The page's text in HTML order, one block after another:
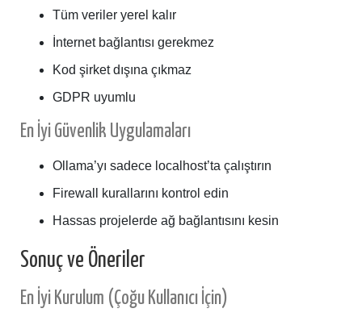
Tüm veriler yerel kalır
İnternet bağlantısı gerekmez
Kod şirket dışına çıkmaz
GDPR uyumlu
En İyi Güvenlik Uygulamaları
Ollama’yı sadece localhost’ta çalıştırın
Firewall kurallarını kontrol edin
Hassas projelerde ağ bağlantısını kesin
Sonuç ve Öneriler
En İyi Kurulum (Çoğu Kullanıcı İçin)